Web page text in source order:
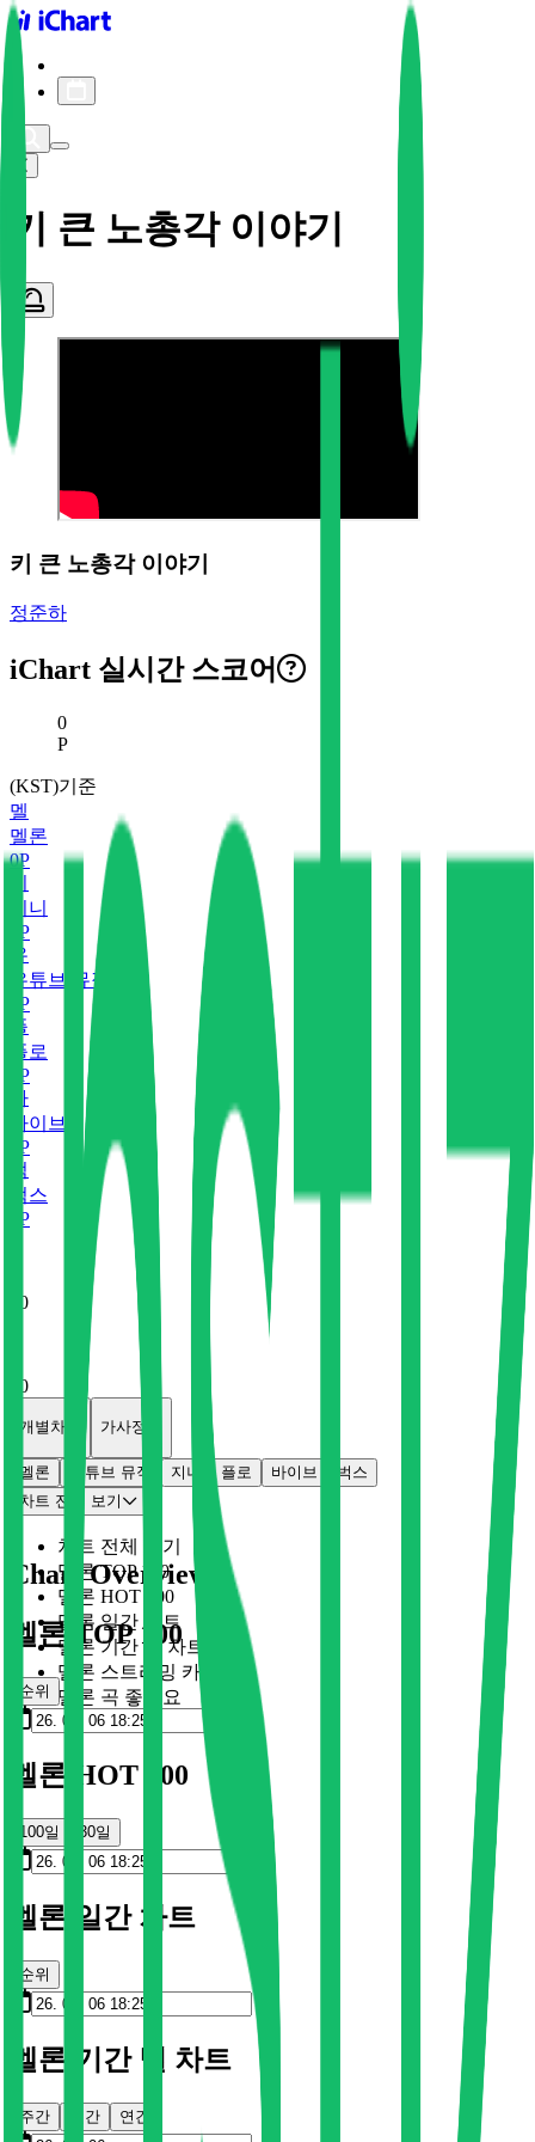
iChart logo
키 큰 노총각 이야기
키 큰 노총각 이야기
정준하
iChart 실시간 스코어
현재 스코어
0
P
(KST)기준
멜
멜론
0P
지니
P
유
유튜브 뮤직
P
플
플로
P
바
바이브
P
벅
벅스
P
0
0
개별차트 가사정보
멜론 유튜브 뮤직 지니 플로 바이브
벅스
차트 전체 보기
차트 전체 보기
멜론 TOP 100
멜론 HOT 100
멜론 일간 차트
멜론 기간 별 차트
멜론 스트리밍 카드
멜론 곡 좋아요
Chart Overview
멜론 TOP 100
순위
멜론 HOT 100
100일 30일
멜론 일간 차트
순위
멜론 기간 별 차트
주간 월간 연간